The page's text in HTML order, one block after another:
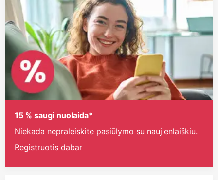
15 % saugi nuolaida*
Niekada nepraleiskite pasiūlymo su naujienlaiškiu.
Registruotis dabar